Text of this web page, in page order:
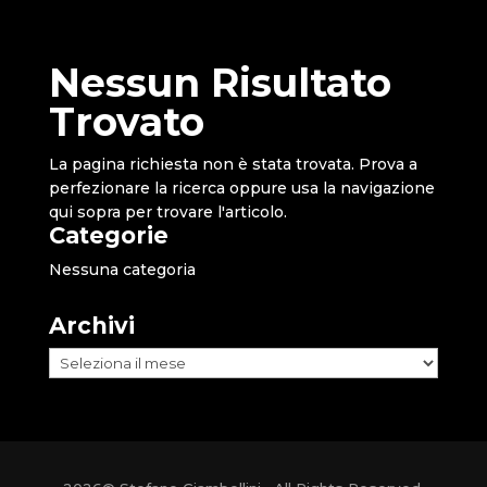
Nessun Risultato
Trovato
La pagina richiesta non è stata trovata. Prova a
perfezionare la ricerca oppure usa la navigazione
qui sopra per trovare l'articolo.
Categorie
Nessuna categoria
Archivi
Archivi